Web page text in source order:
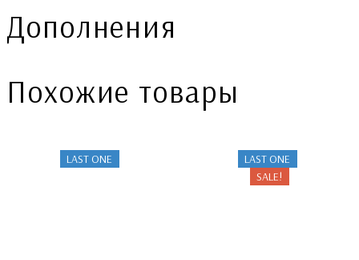
Дополнения
Похожие товары
LAST ONE
LAST ONE
SALE!